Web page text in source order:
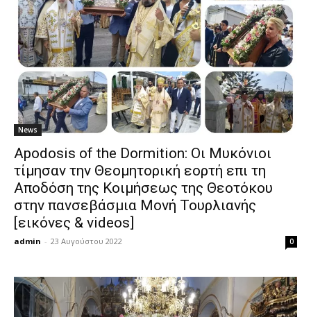
News
Apodosis of the Dormition: Οι Μυκόνιοι
τίμησαν την Θεομητορική εορτή επι τη
Αποδόση της Κοιμήσεως της Θεοτόκου
στην πανσεβάσμια Μονή Τουρλιανής
[εικόνες & videos]
admin - 23 Αυγούστου 2022 0